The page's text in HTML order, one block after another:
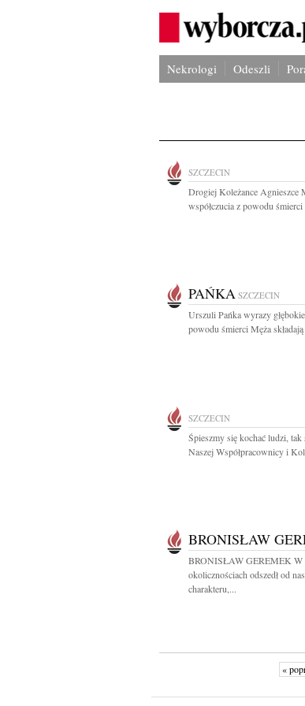
Nekrologi Odeszli
SZCZECIN
Drogiej Koleżance Agnieszce
współczucia z powodu śmierci
PAŃKA SZCZECIN
Urszuli Pańka wyrazy
powodu śmierci Męża
SZCZECIN
Śpieszmy się kochać ludzi,
Naszej Współpracownicy i
BRONISŁAW
BRONISŁAW GEREMEK W
okolicznościach odszedł od
charakteru,...
«